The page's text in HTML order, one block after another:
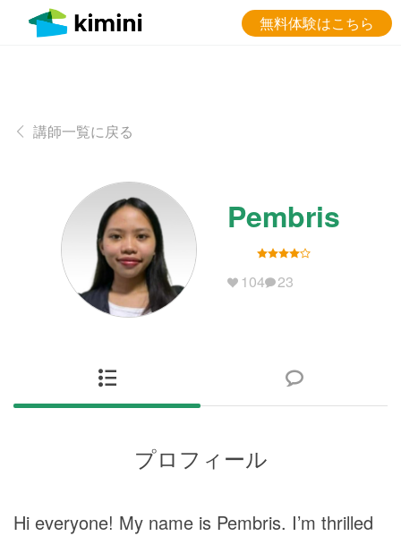
無料体験はこちら
講師一覧に戻る
Pembris
104 23
プロフィール
Hi everyone! My name is Pembris. I’m thrilled